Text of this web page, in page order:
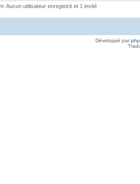
Aucun utilisateur enregistré et 1 invité
Développé par